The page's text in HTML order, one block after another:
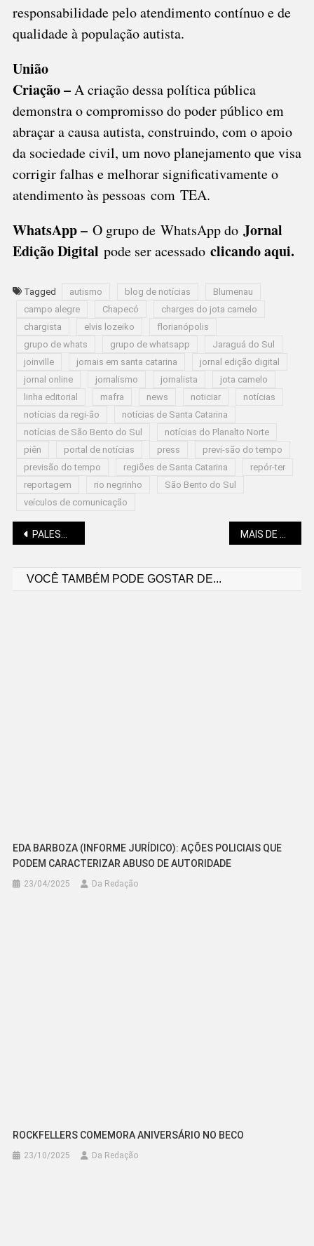
responsabilidade pelo atendimento contínuo e de
qualidade à população autista.
União
Criação –A criação dessa política pública
demonstra o compromisso do poder público em
abraçar a causa autista, construindo, com o apoio
da sociedade civil, um novo planejamento que visa
corrigir falhas e melhorar significativamente o
atendimento às pessoas com TEA.
WhatsApp – O grupo de WhatsApp doJornal
Edição Digital pode ser acessado clicando aqui.
Tagged autismo blog de notícias
Blumenau
campo alegre
Chapecó
charges do jota camelo
chargista
elvis lozeiko
florianópolis
grupo de whats
grupo de whatsapp
Jaraguá do Sul
joinville
jornais em santa catarina
jornal edição digital
jornal online
jornalismo jornalista
jota camelo
linha editorial
mafra news noticiar
notícias
notícias da regi-ão
notícias de Santa Catarina
notícias de São Bento do Sul
notícias do Planalto Norte
piên
portal de notícias press
previ-são do tempo
previsão do tempo
regiões de Santa Catarina
repór-ter
reportagem
rio negrinho
São Bento do Sul
veículos de comunicação
Navegação
PALESTRA ABORDA “AS NOVAS GERAÇÕES E O MERCADO DE TRABALHO”
VOCÊ TAMBÉM PODE GOSTAR DE...
EDA BARBOZA (INFORME JURÍDICO): AÇÕES POLICIAIS QUE
PODEM CARACTERIZAR ABUSO DE AUTORIDADE
23/04/2025 Da Redação
ROCKFELLERS COMEMORA ANIVERSÁRIO NO BECO
23/10/2025 Da Redação